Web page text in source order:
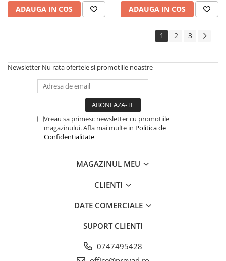
ADAUGA IN COS ADAUGA IN COS
1 2 3
Newsletter Nu rata ofertele si promotiile noastre
Vreau sa primesc newsletter cu promotiile
magazinului. Afla mai multe in Politica de
Confidentialitate
MAGAZINUL MEU
CLIENTI
DATE COMERCIALE
SUPORT CLIENTI
0747495428